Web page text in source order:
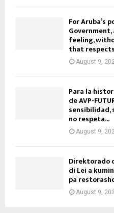
For Aruba’s
feeling,
that
August 9,
Para la
de AVP-
sensibilidad,
no respeta...
August 9,
Direktorado
di Lei a
pa
August 9,